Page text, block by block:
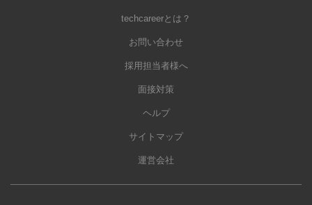
techcareerとは？
お問い合わせ
採用担当者様へ
面接対策
ヘルプ
サイトマップ
運営会社